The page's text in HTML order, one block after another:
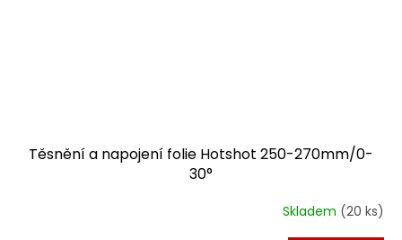
Těsnění a napojení folie Hotshot 250-270mm/0-
30°
Skladem (20 ks)